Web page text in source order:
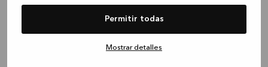
Permitir todas
Mostrar detalles